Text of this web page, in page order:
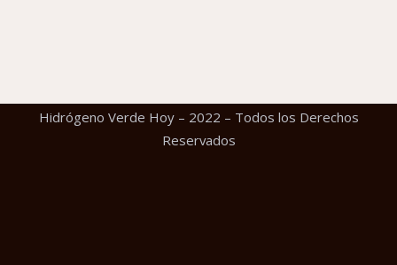
Hidrógeno Verde Hoy – 2022 – Todos los Derechos
Reservados